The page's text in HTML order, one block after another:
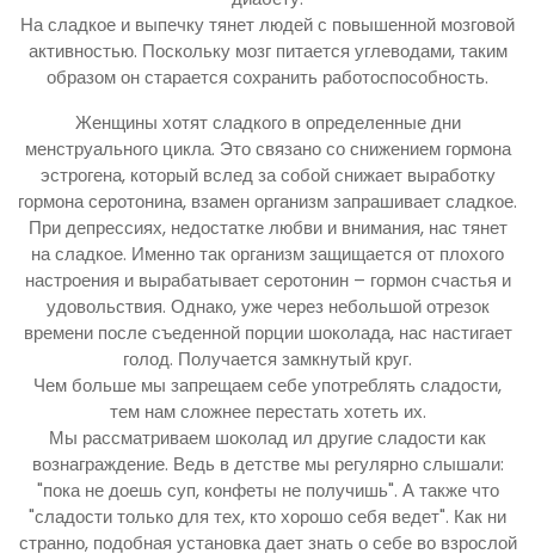
На сладкое и выпечку тянет людей с повышенной мозговой
активностью. Поскольку мозг питается углеводами, таким
образом он старается сохранить работоспособность.
Женщины хотят сладкого в определенные дни
менструального цикла. Это связано со снижением гормона
эстрогена, который вслед за собой снижает выработку
гормона серотонина, взамен организм запрашивает сладкое.
При депрессиях, недостатке любви и внимания, нас тянет
на сладкое. Именно так организм защищается от плохого
настроения и вырабатывает серотонин – гормон счастья и
удовольствия. Однако, уже через небольшой отрезок
времени после съеденной порции шоколада, нас настигает
голод. Получается замкнутый круг.
Чем больше мы запрещаем себе употреблять сладости,
тем нам сложнее перестать хотеть их.
Мы рассматриваем шоколад ил другие сладости как
вознаграждение. Ведь в детстве мы регулярно слышали:
"пока не доешь суп, конфеты не получишь". А также что
"сладости только для тех, кто хорошо себя ведет". Как ни
странно, подобная установка дает знать о себе во взрослой